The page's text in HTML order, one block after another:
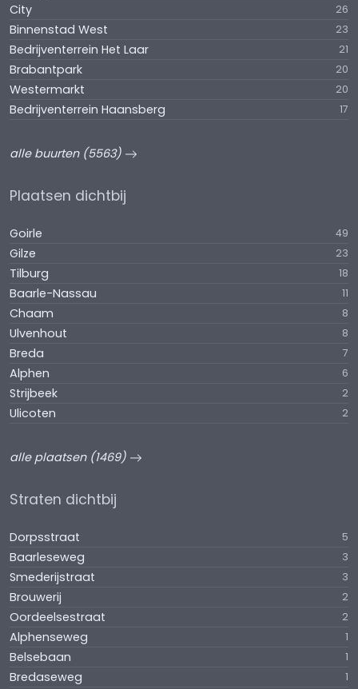
City 26
Binnenstad West 23
Bedrijventerrein Het Laar 21
Brabantpark 20
Westermarkt 20
Bedrijventerrein Haansberg 17
alle buurten (5563)
Plaatsen dichtbij
Goirle 49
Gilze 23
Tilburg 18
Baarle-Nassau 11
Chaam 8
Ulvenhout 8
Breda 7
Alphen 6
Strijbeek 2
Ulicoten 2
alle plaatsen (1469)
Straten dichtbij
Dorpsstraat 5
Baarleseweg 3
Smederijstraat 3
Brouwerij 2
Oordeelsestraat 2
Alphenseweg 1
Belsebaan 1
Bredaseweg 1